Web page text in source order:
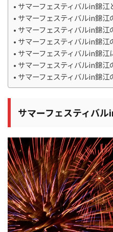
サマーフェスティバルin錦江
サマーフェスティバルin錦江
サマーフェスティバルin錦江
サマーフェスティバルin錦江
サマーフェスティバルin錦江
サマーフェスティバルin錦江
サマーフェスティバルin錦江
サマーフェスティバ